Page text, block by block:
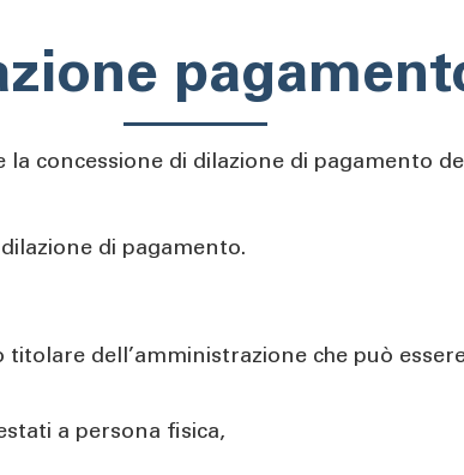
concessione di dilazione di pagamento
di pagamento.
dell’amministrazione che può
a persona fisica,